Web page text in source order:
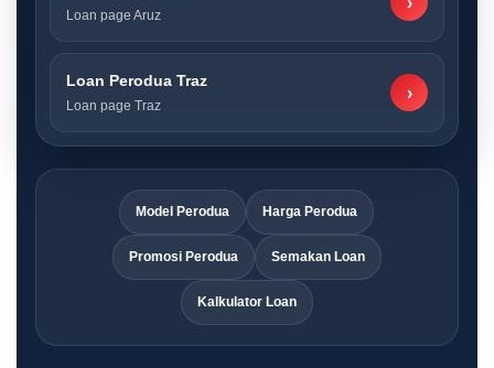
Loan page Aruz
Loan Perodua Traz
Loan page Traz
›
Model Perodua Harga Perodua
Promosi Perodua Semakan Loan
Kalkulator Loan